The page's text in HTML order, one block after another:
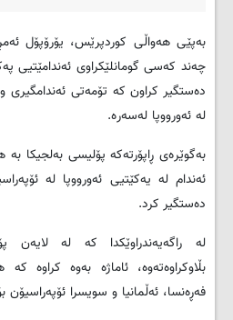
بەپێی هەواڵی کوردپرێس، یۆرۆپۆل ئەمڕۆ
چەند کەسی گومانلێکراوی ئەندامێتیی
دەستگیر کراون کە تۆمەتی ئەندامگیری و
لە ئەورووپا لەسەرە.
بەگوێرەی ڕاپۆرتەکە پۆلیسی بەلجیکا
ئەندام لە یەکێتیی ئەورووپا لە
دەستگیر کرد.
له‌ راگه‌یه‌ندراوێكدا كه‌ له‌ لایه‌ن
بڵاوكراوه‌ته‌وه‌، ئاماژه‌ به‌وه‌ كراوه‌
فه‌ڕه‌نسا، ئه‌ڵمانیا و سویسرا